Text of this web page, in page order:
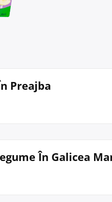
Preajba
În Galicea